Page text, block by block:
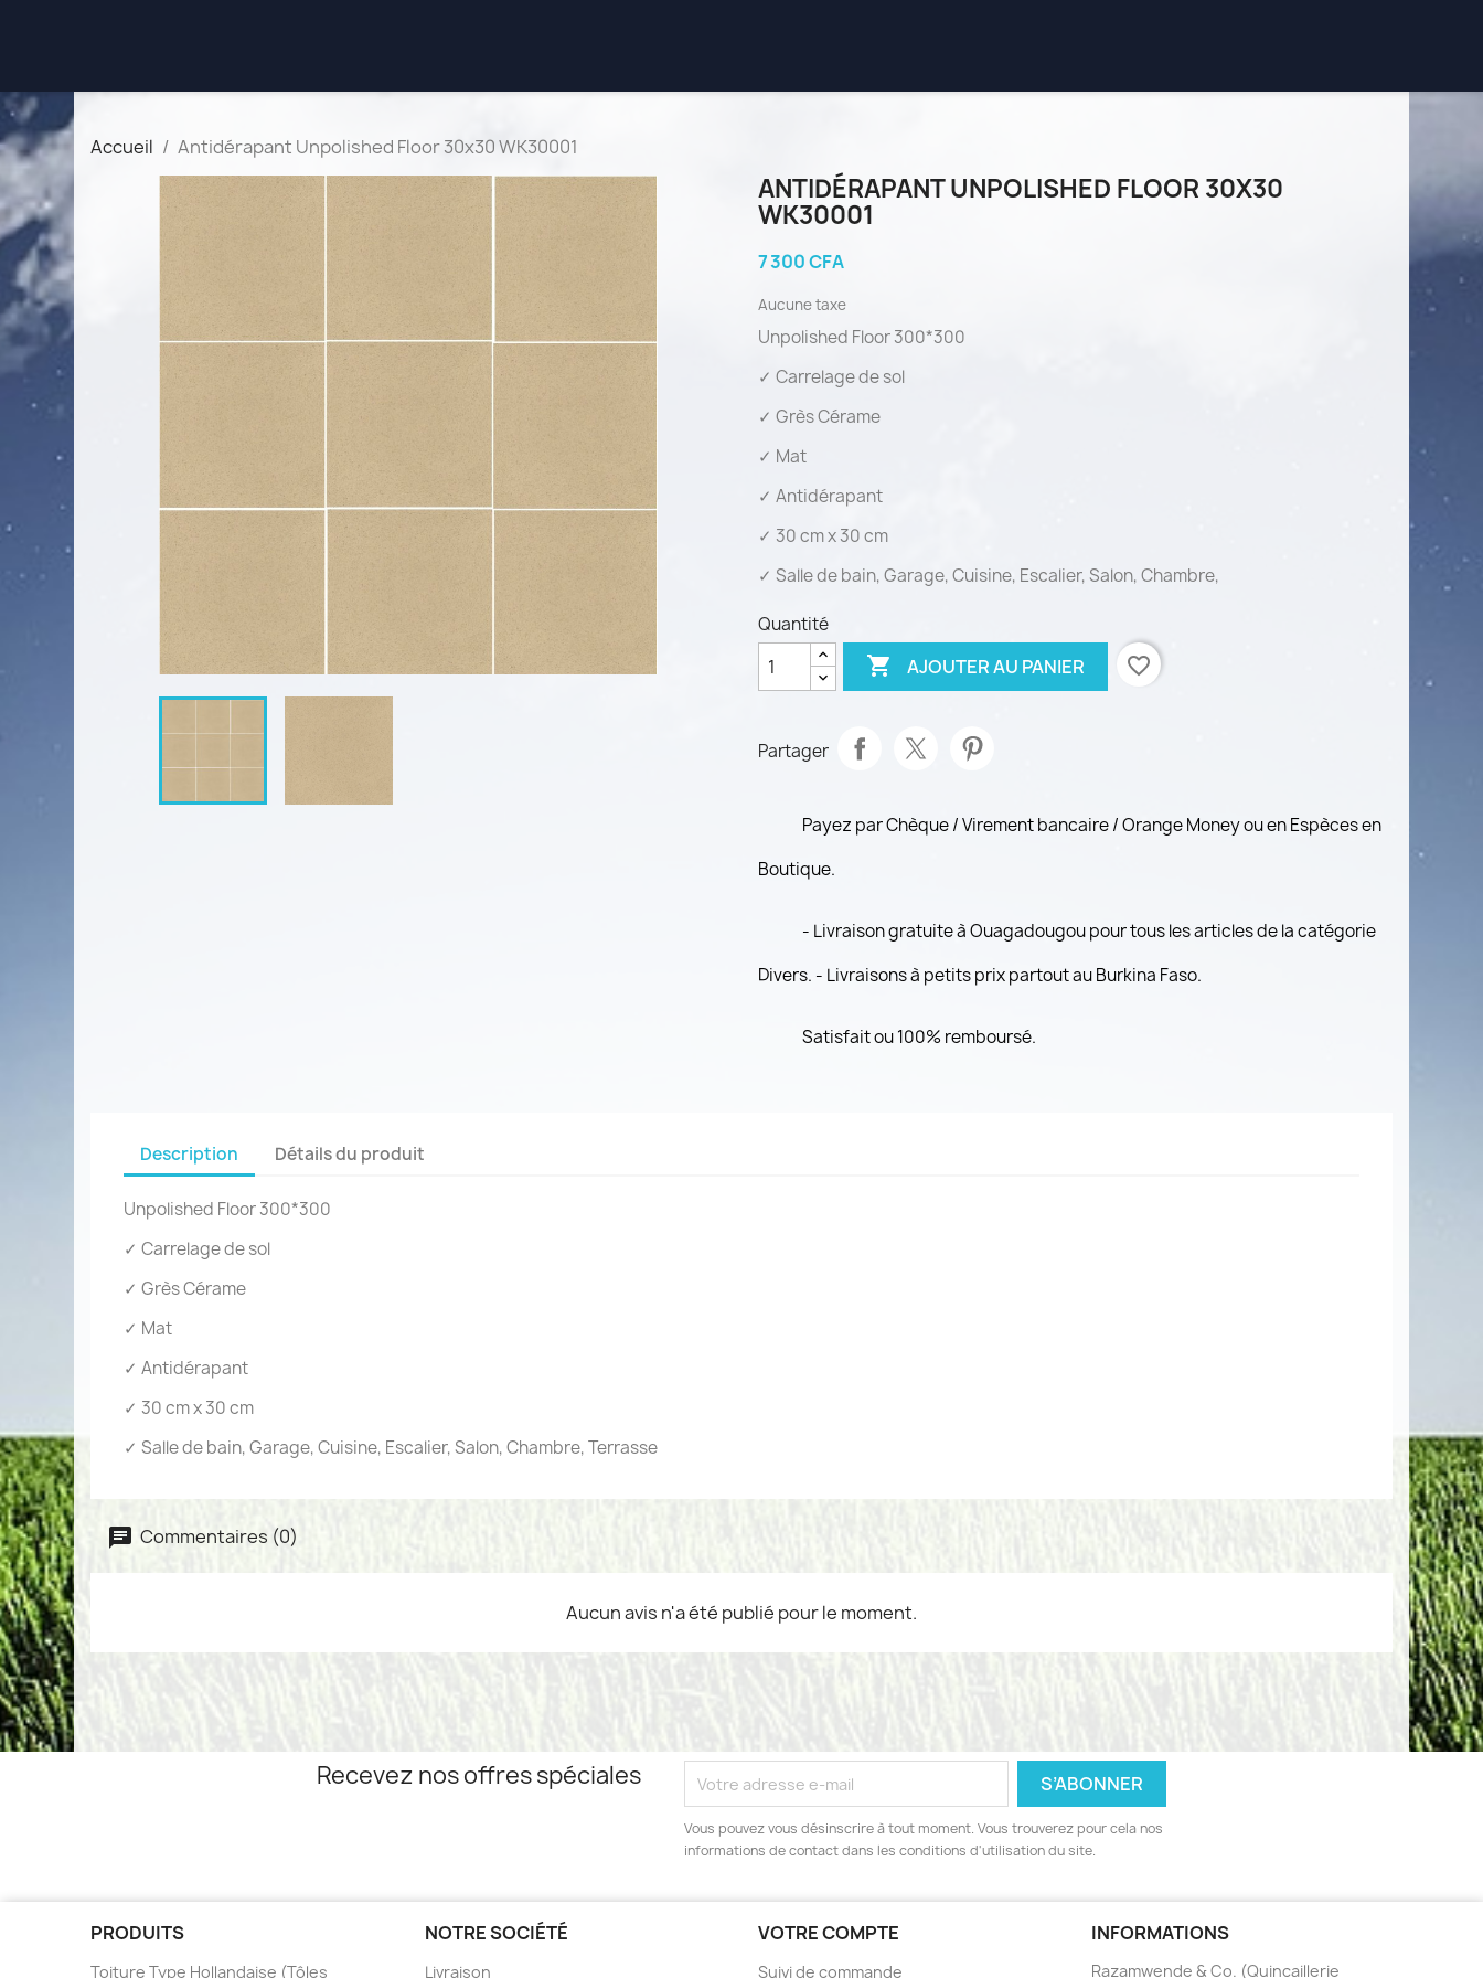
Accueil Antidérapant Unpolished Floor 30x30 WK30001
ANTIDÉRAPANT UNPOLISHED FLOOR 30X30
WK30001
7 300 CFA
Aucune taxe
Unpolished Floor 300*300
✓ Carrelage de sol
✓ Grès Cérame
✓ Mat
✓ Antidérapant
✓ 30 cm x 30 cm
✓ Salle de bain, Garage, Cuisine, Escalier, Salon, Chambre,
Quantité
 AJOUTER AU PANIER favorite_border
Partager
Payez par Chèque / Virement bancaire / Orange Money ou en Espèces en
Boutique.
- Livraison gratuite à Ouagadougou pour tous les articles de la catégorie
Divers. - Livraisons à petits prix partout au Burkina Faso.
Satisfait ou 100% remboursé.
Description Détails du produit
Unpolished Floor 300*300
✓ Carrelage de sol
✓ Grès Cérame
✓ Mat
✓ Antidérapant
✓ 30 cm x 30 cm
✓ Salle de bain, Garage, Cuisine, Escalier, Salon, Chambre, Terrasse
Commentaires (0)
Aucun avis n'a été publié pour le moment.
Recevez nos offres spéciales
Vous pouvez vous désinscrire à tout moment. Vous trouverez pour cela nos
informations de contact dans les conditions d'utilisation du site.
PRODUITS
Toiture Type Hollandaise (Tôles
NOTRE SOCIÉTÉ
Livraison
VOTRE COMPTE
Suivi de commande
INFORMATIONS
Razamwende & Co. (Quincaillerie